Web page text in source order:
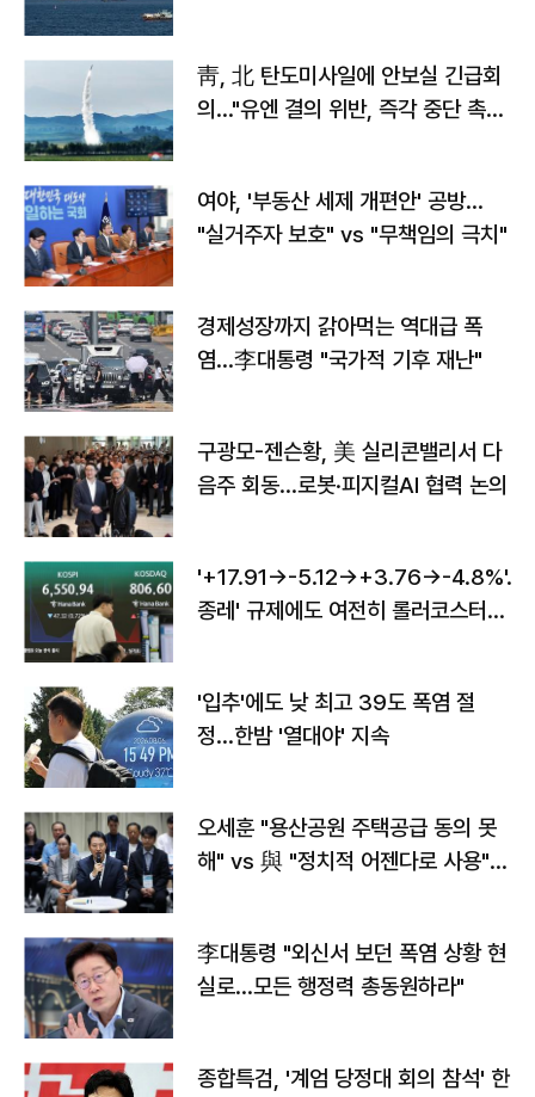
靑, 北 탄도미사일에 안보실 긴급회
의…"유엔 결의 위반, 즉각 중단 촉
여야, '부동산 세제 개편안' 공방…
"실거주자 보호" vs "무책임의 극치"
경제성장까지 갉아먹는 역대급 폭
염…李대통령 "국가적 기후 재난"
구광모-젠슨황, 美 실리콘밸리서 다
음주 회동…로봇·피지컬AI 협력 논의
'+17.91→-5.12→+3.76→-4.8%'…'
종레' 규제에도 여전히 롤러코스터
'입추'에도 낮 최고 39도 폭염 절
정…한밤 '열대야' 지속
오세훈 "용산공원 주택공급 동의 못
해" vs 與 "정치적 어젠다로 사용"
李대통령 "외신서 보던 폭염 상황 현
실로…모든 행정력 총동원하라"
종합특검, '계엄 당정대 회의 참석' 한